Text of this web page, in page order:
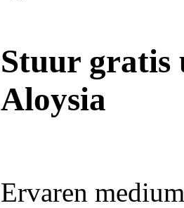
Stuur gratis
Aloysia
Ervaren